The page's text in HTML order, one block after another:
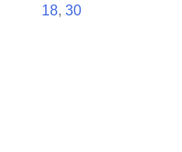
18, 30